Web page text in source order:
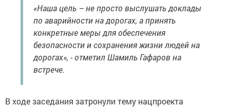
«Наша цель – не просто выслушать доклады
по аварийности на дорогах, а принять
конкретные меры для обеспечения
безопасности и сохранения жизни людей на
дорогах», - отметил Шамиль Гафаров на
встрече.
В ходе заседания затронули тему нацпроекта